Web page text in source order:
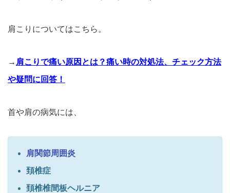
肩こりについてはこちら。
→ 肩こりで痛い原因とは？痛い時の対処法、チェック方法
や疑問に回答！
首や肩の病気には、
肩関節周囲炎
頚椎症
頚椎椎間板ヘルニア